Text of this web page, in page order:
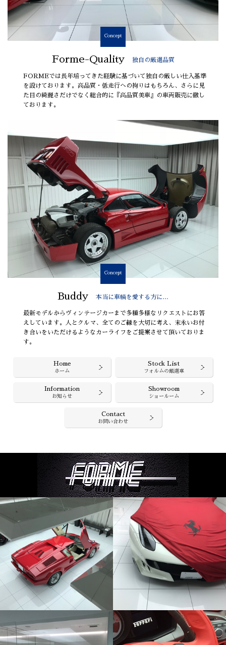
Concept
Forme-Quality 独自の厳選品質
FORMEでは長年培ってきた経験に基づいて独自の厳しい仕入基準
を設けております。高品質・低走行への拘りはもちろん、さらに見
た目の綺麗さだけでなく総合的に『高品質美車』の車両販売に徹し
ております。
Concept
Buddy 本当に車輌を愛する方に…
最新モデルからヴィンテージカーまで多種多様なリクエストにお答
えしています。人とクルマ、全てのご縁を大切に考え、末永いお付
き合いをいただけるようなカーライフをご提案させて頂いておりま
す。
Home
ホーム
Stock List
フォルムの厳選車
Information
お知らせ
Showroom
ショールーム
Contact
お問い合わせ